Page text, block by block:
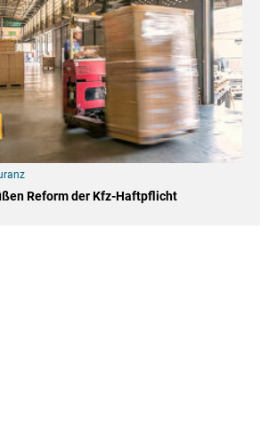
Reform der Kfz-Haftpflicht